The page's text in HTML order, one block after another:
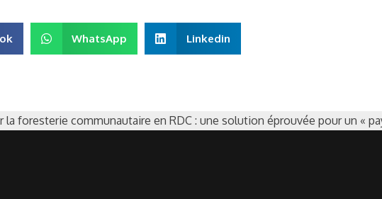
WhatsApp Linkedin
foresterie communautaire en RDC : une solution éprouvée pour un «